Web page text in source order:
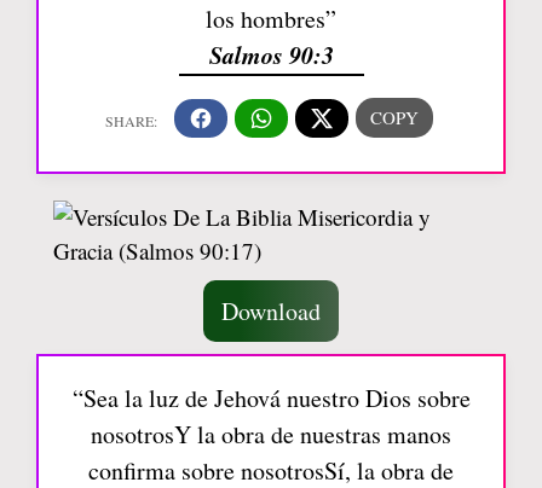
los hombres”
Salmos 90:3
Download
“Sea la luz de Jehová nuestro Dios sobre
nosotrosY la obra de nuestras manos
confirma sobre nosotrosSí, la obra de